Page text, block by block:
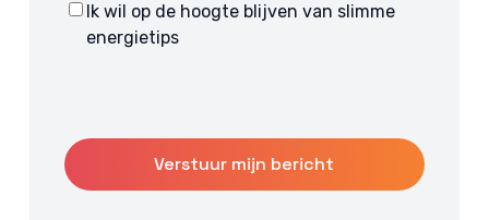
Consent
Ik wil op de hoogte blijven van slimme
energietips